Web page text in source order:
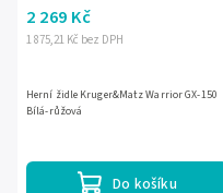
1 875,21 Kč bez DPH
2 269 Kč
Do košíku
Herní židle Kruger&Matz Warrior GX-150
Bílá-růžová